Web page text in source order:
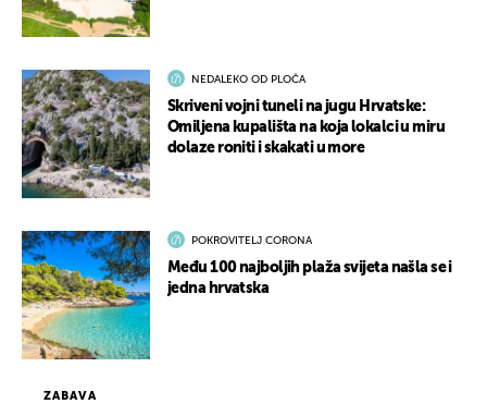
ZABAVA
NEDALEKO OD PLOČA
Skriveni vojni tuneli na jugu Hrvatske:
Omiljena kupališta na koja lokalci u miru
dolaze roniti i skakati u more
POKROVITELJ CORONA
Među 100 najboljih plaža svijeta našla se i
jedna hrvatska